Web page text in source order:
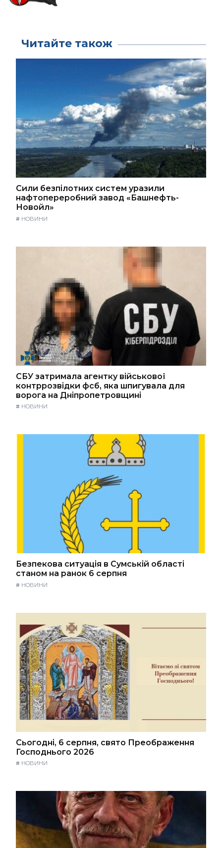
Читайте також
Сили безпілотних систем уразили
нафтопереробний завод «Башнефть-
Новойл»
# НОВИНИ
СБУ затримала агентку військової
контррозвідки фсб, яка шпигувала для
ворога на Дніпропетровщині
# НОВИНИ
Безпекова ситуація в Сумській області
станом на ранок 6 серпня
# НОВИНИ
Сьогодні, 6 серпня, свято Преображення
Господнього 2026
# НОВИНИ